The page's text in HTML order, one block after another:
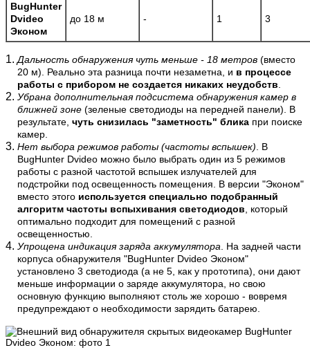
BugHunter
Dvideo
Эконом
до 18 м - 1 3
Дальность обнаружения чуть меньше - 18 метров (вместо
20 м). Реально эта разница почти незаметна, и в процессе
работы с прибором не создается никаких неудобств
Убрана дополнительная подсистема обнаружения камер в
ближней зоне (зеленые светодиоды на передней панели). В
результате, чуть снизилась "заметность" блика при поиске
камер.
Нет выбора режимов работы (частоты вспышек) . В
BugHunter Dvideo можно было выбрать один из 5 режимов
работы с разной частотой вспышек излучателей для
подстройки под освещенность помещения. В версии "Эконом"
вместо этого используется специально подобранный
алгоритм частоты вспыхивания светодиодов , который
оптимально подходит для помещений с разной
освещенностью.
Упрощена индикация заряда аккумулятора . На задней части
корпуса обнаружителя "BugHunter Dvideo Эконом"
установлено 3 светодиода (а не 5, как у прототипа), они дают
меньше информации о заряде аккумулятора, но свою
основную функцию выполняют столь же хорошо - вовремя
предупреждают о необходимости зарядить батарею.